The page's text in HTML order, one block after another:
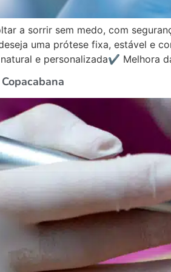
a sorrir sem medo, com
uma prótese fixa, estável e
e personalizada✔ Melhora